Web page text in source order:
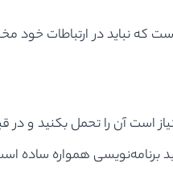
است که نباید در ارتباطات
است آن را تحمل بکنید
برنامه‌نویسی همواره